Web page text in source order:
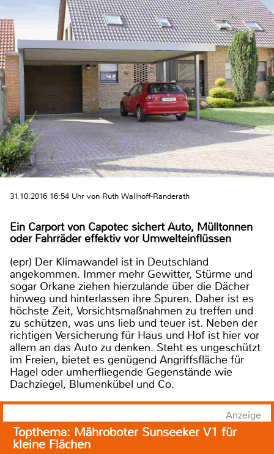
31.10.2016 16:54 Uhr von Ruth Wallhoff-Randerath
Ein Carport von Capotec sichert Auto, Mülltonnen
oder Fahrräder effektiv vor Umwelteinflüssen
(epr) Der Klimawandel ist in Deutschland
angekommen. Immer mehr Gewitter, Stürme und
sogar Orkane ziehen hierzulande über die Dächer
hinweg und hinterlassen ihre Spuren. Daher ist es
höchste Zeit, Vorsichtsmaßnahmen zu treffen und
zu schützen, was uns lieb und teuer ist. Neben der
richtigen Versicherung für Haus und Hof ist hier vor
allem an das Auto zu denken. Steht es ungeschützt
im Freien, bietet es genügend Angriffsfläche für
Hagel oder umherfliegende Gegenstände wie
Dachziegel, Blumenkübel und Co.
Anzeige
Topthema: Mähroboter Sunseeker V1 für
kleine Flächen